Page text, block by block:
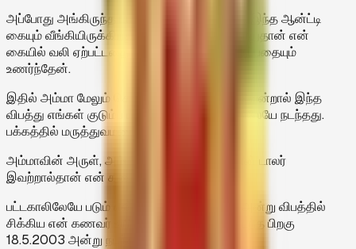
அப்போது அங்கிருந்த டாக்டரின் மகன், ‘அம்மா... இந்த ஆன்ட்டி
கையும் வீங்கியிருக்கிறது பாரு’ என்று கூறியபோதுதான் என்
கையில் வலி ஏற்பட்டதையும், என் கை வீங்கியிருப்பதையும்
உணர்ந்தேன்.
இதில் அம்மா மேலும் செய்த அனுகூலம் என்னவென்றால் இந்த
விபத்து எங்கள் குடும்ப டாக்டர் வீட்டுக்கு அருகிலேயே நடந்தது.
பக்கத்தில் மருத்துவமனை.
அம்மாவின் அருள், அம்மாவின் சக்தி, அம்மாவின் டாலர்
இவற்றால்தான் என் கணவர் உயிர் மீண்டது.
பட்டகாலிலேயே படும் என்பதற்கேற்ப 5.5.2001 அன்று விபத்தில்
சிக்கிய என் கணவர் உயிர் பிழைத்த அற்புதம் நடந்த பிறகு
18.5.2003 அன்று நடந்த சம்பவம் இது.